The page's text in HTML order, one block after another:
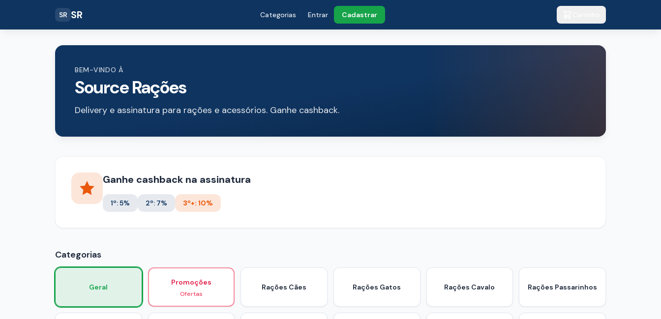
SR SR Categorias Entrar Cadastrar
BEM-VINDO À
Source Rações
Delivery e assinatura para rações e acessórios. Ganhe cashback.
Ganhe cashback na assinatura
1º: 5% 2º: 7% 3º+: 10%
Categorias
Geral
Promoções
Ofertas
Rações Cães Rações Gatos Rações Cavalo Rações Passarinhos